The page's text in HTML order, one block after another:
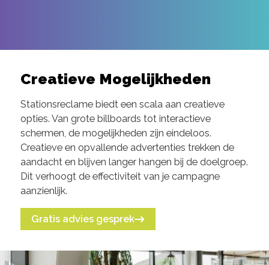
Creatieve Mogelijkheden
Stationsreclame biedt een scala aan creatieve
opties. Van grote billboards tot interactieve
schermen, de mogelijkheden zijn eindeloos.
Creatieve en opvallende advertenties trekken de
aandacht en blijven langer hangen bij de doelgroep.
Dit verhoogt de effectiviteit van je campagne
aanzienlijk.
Gratis advies gesprek